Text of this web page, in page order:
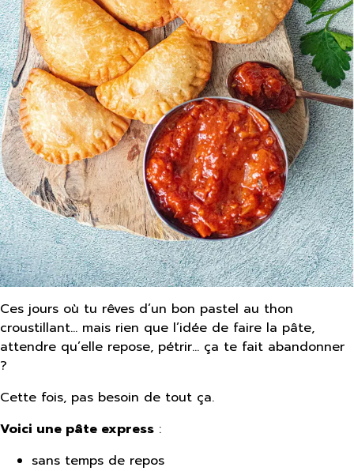
Ces jours où tu rêves d’un bon pastel au thon
croustillant… mais rien que l’idée de faire la pâte,
attendre qu’elle repose, pétrir… ça te fait abandonner
?
Cette fois, pas besoin de tout ça.
Voici une pâte express :
sans temps de repos